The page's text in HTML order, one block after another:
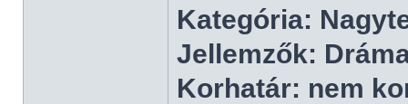
Kategória:
Jellemzők:
Korhatár: nem